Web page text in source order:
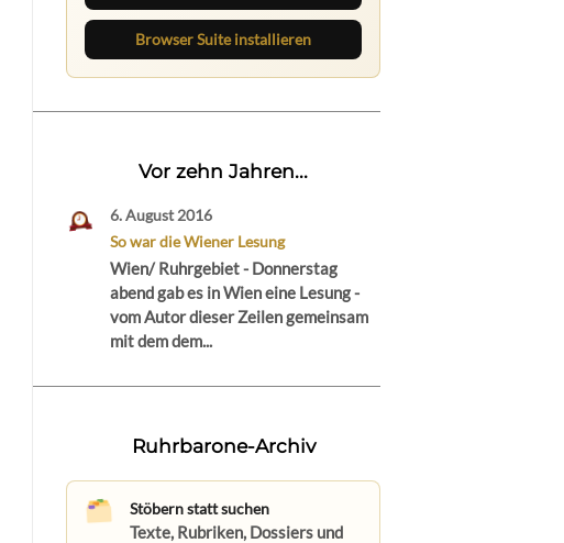
Browser Suite installieren
Vor zehn Jahren...
6. August 2016
So war die Wiener Lesung
Wien/ Ruhrgebiet - Donnerstag
abend gab es in Wien eine Lesung -
vom Autor dieser Zeilen gemeinsam
mit dem dem...
Ruhrbarone-Archiv
Stöbern statt suchen
Texte, Rubriken, Dossiers und